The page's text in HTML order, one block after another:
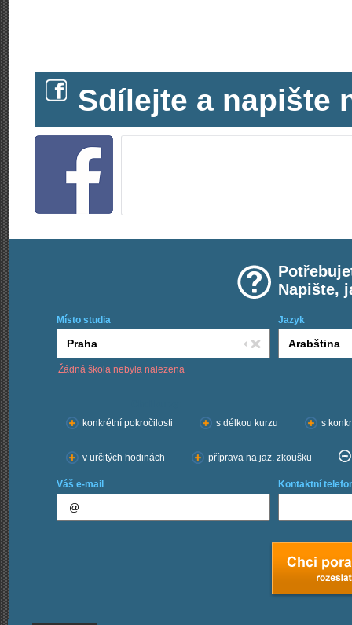
Sdílejte a napište
Napište,
Místo studia Jazyk
Žádná škola nebyla nalezena
konkrétní pokročilosti
s délkou kurzu s
v určitých hodinách příprava na jaz. zkoušku
Váš e-mail Kontaktní